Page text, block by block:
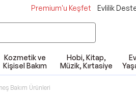
Premium'u Keşfet Evlilik
Kozmetik ve
Kişisel Bakım
Hobi, Kitap,
Müzik, Kırtasiye
Bakım Ürünleri